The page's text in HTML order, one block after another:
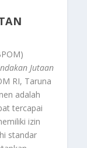
Jutaan
RI, Taruna
adalah
tercapai
izin
standar